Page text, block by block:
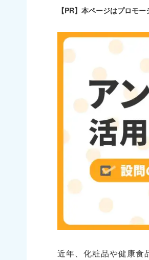
【PR】本ページはプロモ
近年、化粧品や健康食